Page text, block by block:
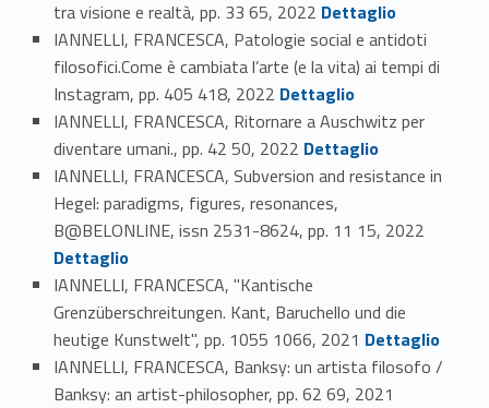
tra visione e realtà, pp. 33 65, 2022 Dettaglio
IANNELLI, FRANCESCA, Patologie social e antidoti
filosofici.Come è cambiata l’arte (e la vita) ai tempi di
Instagram, pp. 405 418, 2022 Link identifier #identifier_person_166981-115
Dettaglio
IANNELLI, FRANCESCA, Ritornare a Auschwitz per
diventare umani., pp. 42 50, 2022 Link identifier #identifier_person_157567-116
Dettaglio
IANNELLI, FRANCESCA, Subversion and resistance in
Hegel: paradigms, figures, resonances,
B@BELONLINE, issn 2531-8624, pp. 11 15, 2022
Dettaglio
IANNELLI, FRANCESCA, "Kantische
Grenzüberschreitungen. Kant, Baruchello und die
heutige Kunstwelt", pp. 1055 1066, 2021 Link identifier #identifier_person_172419-118
Dettaglio
IANNELLI, FRANCESCA, Banksy: un artista filosofo /
Banksy: an artist-philosopher, pp. 62 69, 2021